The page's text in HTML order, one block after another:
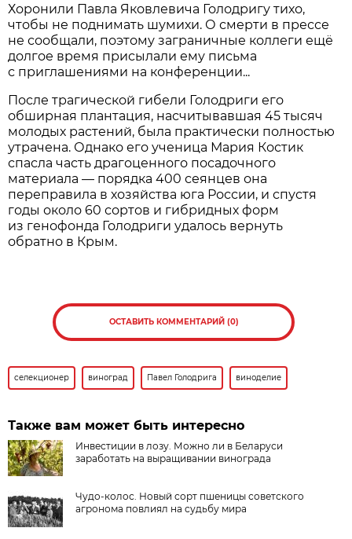
Хоронили Павла Яковлевича Голодригу тихо,
чтобы не поднимать шумихи. О смерти в прессе
не сообщали, поэтому заграничные коллеги ещё
долгое время присылали ему письма
с приглашениями на конференции...
После трагической гибели Голодриги его
обширная плантация, насчитывавшая 45 тысяч
молодых растений, была практически полностью
утрачена. Однако его ученица Мария Костик
спасла часть драгоценного посадочного
материала — порядка 400 сеянцев она
переправила в хозяйства юга России, и спустя
годы около 60 сортов и гибридных форм
из генофонда Голодриги удалось вернуть
обратно в Крым.
ОСТАВИТЬ КОММЕНТАРИЙ (0)
селекционер виноград Павел Голодрига виноделие
Также вам может быть интересно
Инвестиции в лозу. Можно ли в Беларуси
заработать на выращивании винограда
Чудо-колос. Новый сорт пшеницы советского
агронома повлиял на судьбу мира